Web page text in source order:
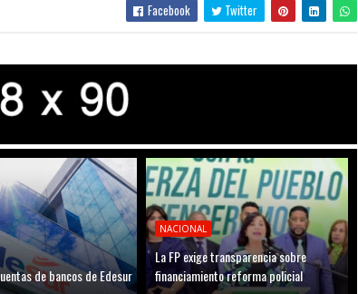
Facebook Twitter
de bancos de Edesur
NACIONAL
La FP exige transparencia sobre
financiamiento reforma policial